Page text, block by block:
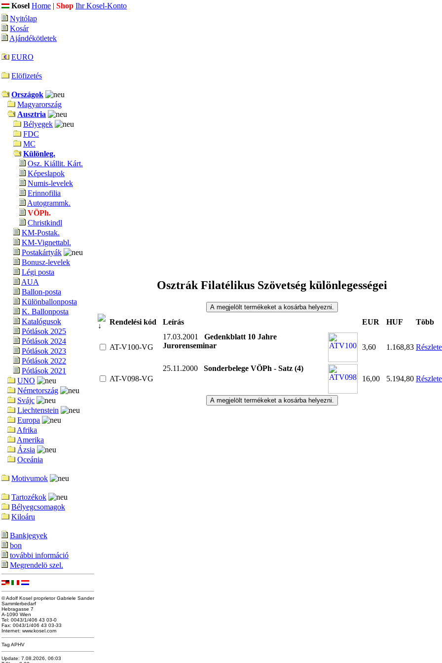
Kosel Home | Shop Ihr Kosel-Konto
Nyitólap
Kosár
Ajándékötletek
EURO
Elöfizetés
Országok
Magyarország
Ausztria
Bélyegek
FDC
MC
Különleg.
Osz. Kiállit. Kárt.
Képeslapok
Numis-levelek
Erinnofilia
Autogrammk.
VÖPh.
Christkindl
KM-Postak.
KM-Vignettabl.
Postakártyák
Bonusz-levelek
Légi posta
AUA
Ballon-posta
Különballonposta
K. Ballonposta
Katalógusok
Pótlások 2025
Pótlások 2024
Pótlások 2023
Pótlások 2022
Pótlások 2021
UNO
Németország
Svájc
Liechtenstein
Europa
Afrika
Amerika
Ázsia
Oceánia
Motivumok
Tartozékok
Bélyegcsomagok
Kiloáru
Bankjegyek
bon
további információ
Megrendelö szel.
© Adolf Kosel proprietor Gabriele Sander
Sammlerbedarf
Hebragasse 7
A-1090 Wien
Tel: 0043/1/406 43 03-0
Fax: 0043/1/406 43 03-33
Internet: www.kosel.com
Tag APHV
Update: 7.08.2026, 06:03
Osztrák Filatélikus Szövetség különlegességei
Rendelési kód Leírás EUR HUF Több
AT-V100-VG
17.03.2001 Gedenkblatt 10 Jahre
Jurorenseminar
3,60 1.168,83
AT-V098-VG
25.11.2000 Sonderbelege VÖPh - Satz (4)
16,00
5.194,80